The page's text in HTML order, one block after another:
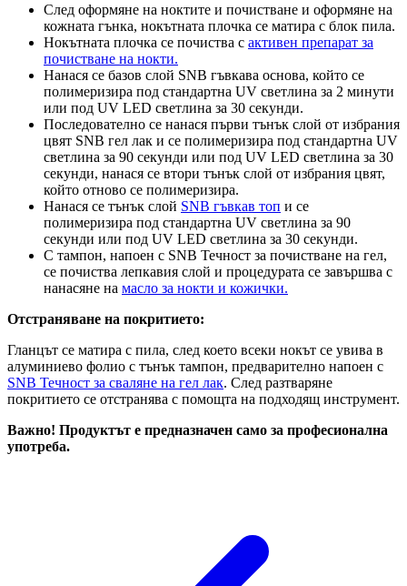
След оформяне на ноктите и почистване и оформяне на
кожната гънка, нокътната плочка се матира с блок пила.
Нокътната плочка се почиства с активен препарат за
почистване на нокти.
Нанася се базов слой SNB гъвкава основа, който се
полимеризира под стандартна UV светлина за 2 минути
или под UV LED светлина за 30 секунди.
Последователно се нанася първи тънък слой от избрания
цвят SNB гел лак и се полимеризира под стандартна UV
светлина за 90 секунди или под UV LED светлина за 30
секунди, нанася се втори тънък слой от избрания цвят,
който отново се полимеризира.
Нанася се тънък слой SNB гъвкав топ и се
полимеризира под стандартна UV светлина за 90
секунди или под UV LED светлина за 30 секунди.
С тампон, напоен с SNB Течност за почистване на гел,
се почиства лепкавия слой и процедурата се завършва с
нанасяне на масло за нокти и кожички.
Отстраняване на покритието:
Гланцът се матира с пила, след което всеки нокът се увива в
алуминиево фолио с тънък тампон, предварително напоен с
SNB Течност за сваляне на гел лак. След разтваряне
покритието се отстранява с помощта на подходящ инструмент.
Важно! Продуктът е предназначен само за професионална
употреба.